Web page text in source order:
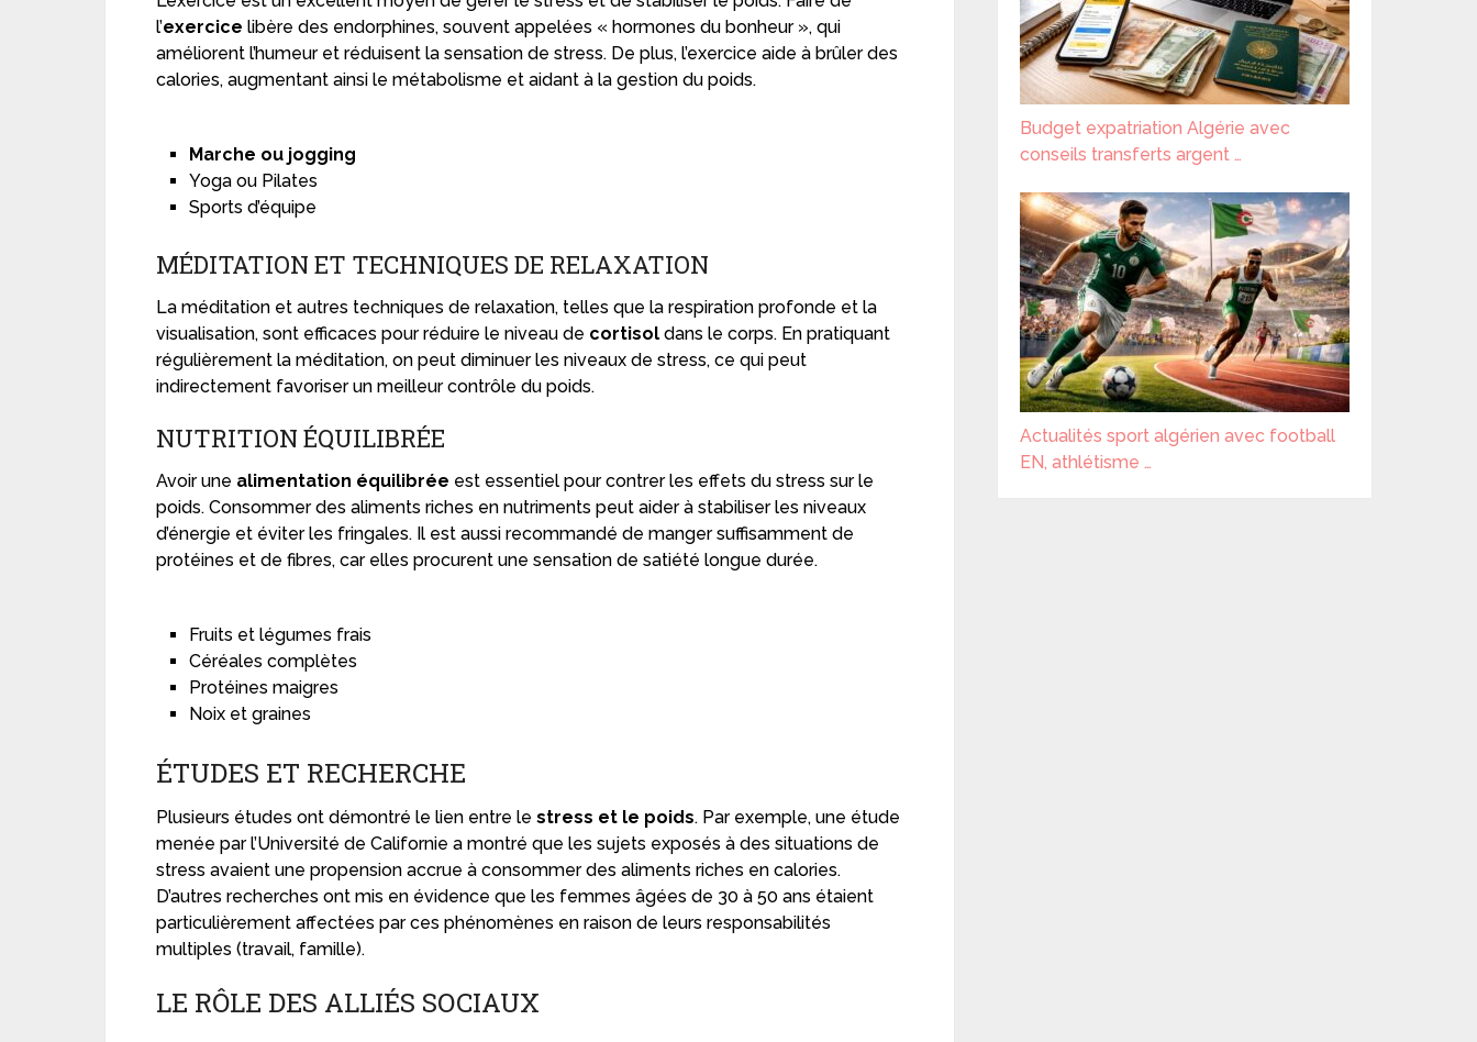
l’exercice libère des endorphines, souvent appelées « hormones du bonheur », qui
améliorent l’humeur et réduisent la sensation de stress. De plus, l’exercice aide à brûler des
calories, augmentant ainsi le métabolisme et aidant à la gestion du poids.
Marche ou jogging
Yoga ou Pilates
Sports d’équipe
MÉDITATION ET TECHNIQUES DE RELAXATION
La méditation et autres techniques de relaxation, telles que la respiration profonde et la
visualisation, sont efficaces pour réduire le niveau de cortisol dans le corps. En pratiquant
régulièrement la méditation, on peut diminuer les niveaux de stress, ce qui peut
indirectement favoriser un meilleur contrôle du poids.
NUTRITION ÉQUILIBRÉE
Avoir une alimentation équilibrée est essentiel pour contrer les effets du stress sur le
poids. Consommer des aliments riches en nutriments peut aider à stabiliser les niveaux
d’énergie et éviter les fringales. Il est aussi recommandé de manger suffisamment de
protéines et de fibres, car elles procurent une sensation de satiété longue durée.
Fruits et légumes frais
Céréales complètes
Protéines maigres
Noix et graines
ÉTUDES ET RECHERCHE
Plusieurs études ont démontré le lien entre le stress et le poids. Par exemple, une étude
menée par l’Université de Californie a montré que les sujets exposés à des situations de
stress avaient une propension accrue à consommer des aliments riches en calories.
D’autres recherches ont mis en évidence que les femmes âgées de 30 à 50 ans étaient
particulièrement affectées par ces phénomènes en raison de leurs responsabilités
multiples (travail, famille).
LE RÔLE DES ALLIÉS SOCIAUX
Budget expatriation Algérie avec
conseils transferts argent …
Actualités sport algérien avec football
EN, athlétisme …